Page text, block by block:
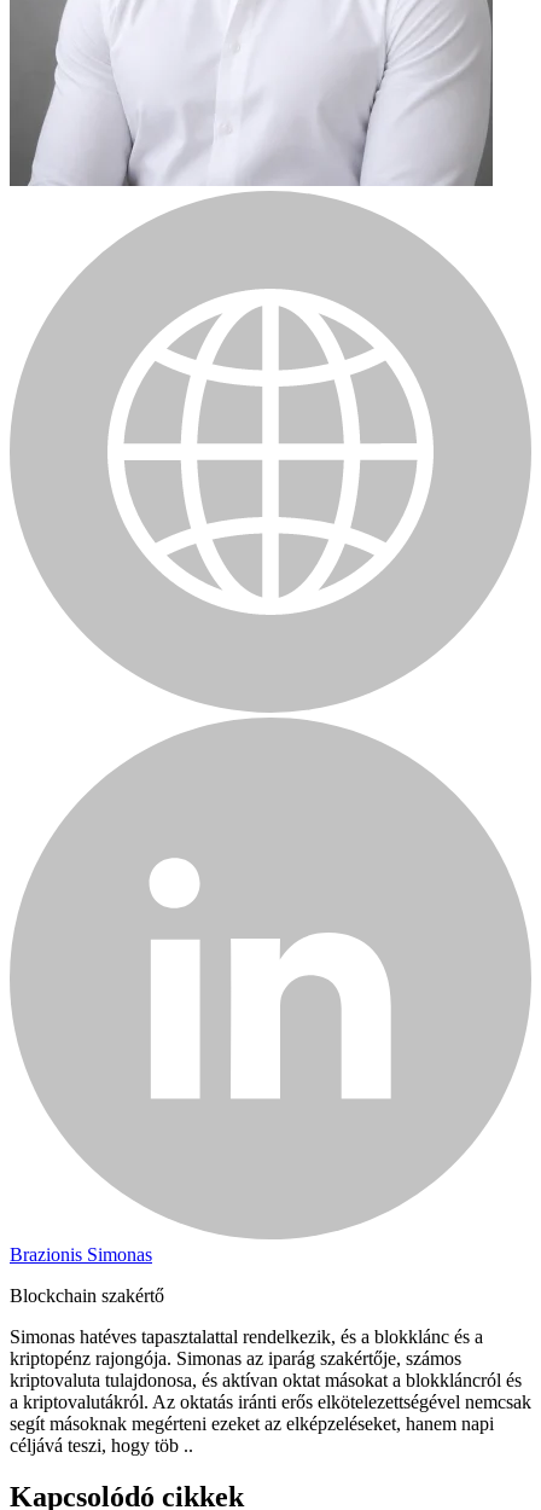
Brazionis Simonas
Blockchain szakértő
Simonas hatéves tapasztalattal rendelkezik, és a blokklánc és a
kriptopénz rajongója. Simonas az iparág szakértője, számos
kriptovaluta tulajdonosa, és aktívan oktat másokat a blokkláncról és
a kriptovalutákról. Az oktatás iránti erős elkötelezettségével nemcsak
segít másoknak megérteni ezeket az elképzeléseket, hanem napi
céljává teszi, hogy töb ..
Kapcsolódó cikkek